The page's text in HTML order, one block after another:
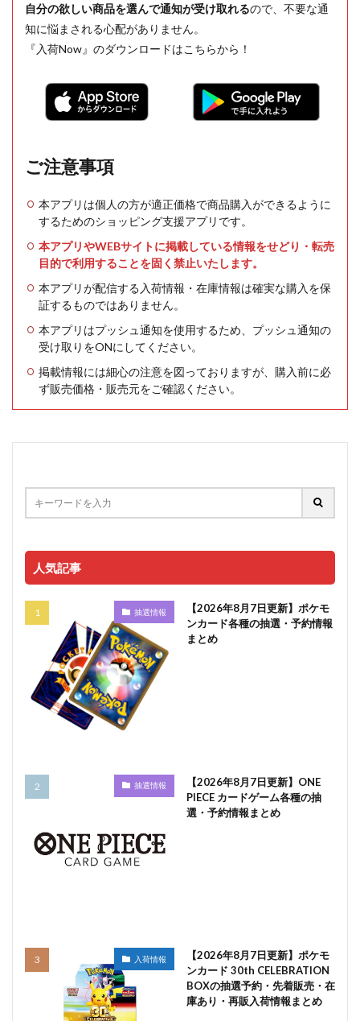
自分の欲しい商品を選んで通知が受け取れるので、不要な通
知に悩まされる心配がありません。
『入荷Now』のダウンロードはこちらから！
ご注意事項
本アプリは個人の方が適正価格で商品購入ができるように
するためのショッピング支援アプリです。
本アプリやWEBサイトに掲載している情報をせどり・転売
目的で利用することを固く禁止いたします。
本アプリが配信する入荷情報・在庫情報は確実な購入を保
証するものではありません。
本アプリはプッシュ通知を使用するため、プッシュ通知の
受け取りをONにしてください。
掲載情報には細心の注意を図っておりますが、購入前に必
ず販売価格・販売元をご確認ください。
人気記事
抽選情報
【2026年8月7日更新】ポケモ
ンカード各種の抽選・予約情報
まとめ
抽選情報
【2026年8月7日更新】ONE
PIECE カードゲーム各種の抽
選・予約情報まとめ
入荷情報
【2026年8月7日更新】ポケモ
ンカード 30th CELEBRATION
BOXの抽選予約・先着販売・在
庫あり・再販入荷情報まとめ